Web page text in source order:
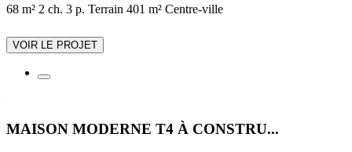
68 m² 2 ch. 3 p. Terrain 401 m² Centre-ville
VOIR LE PROJET
MAISON MODERNE T4 À CONSTRU...